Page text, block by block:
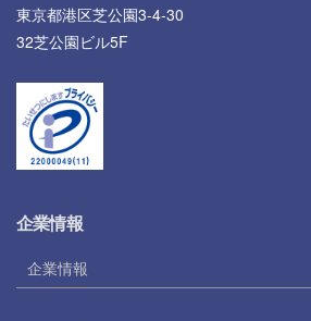
東京都港区芝公園3-4-30
32芝公園ビル5F
企業情報
企業情報